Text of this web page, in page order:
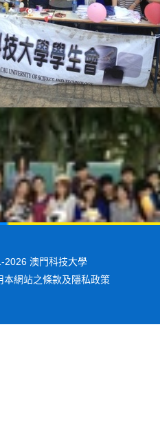
2026 澳門科技大學
本網站之條款及隱私政策